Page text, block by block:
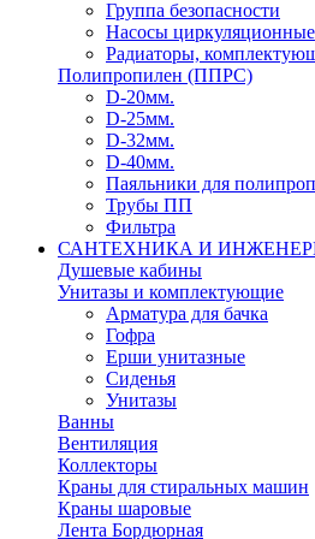
Группа безопасности
Насосы циркуляционные
Радиаторы,
Полипропилен (ППРС)
D-20мм.
D-25мм.
D-32мм.
D-40мм.
Паяльники для
Трубы ПП
Фильтра
САНТЕХНИКА И
Душевые кабины
Унитазы и комплектующие
Арматура для бачка
Гофра
Ерши унитазные
Сиденья
Унитазы
Ванны
Вентиляция
Коллекторы
Краны для стиральных машин
Краны шаровые
Лента Бордюрная